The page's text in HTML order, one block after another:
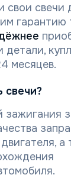
свои свечи
гарантию
детали,
месяцев.
свечи?
а